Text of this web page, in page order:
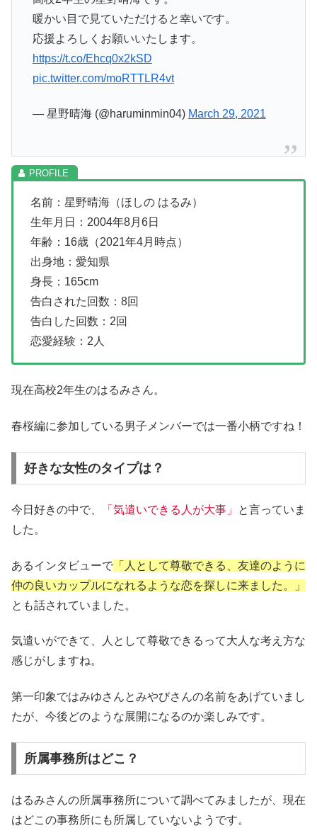
暖かい目で見ていただけると幸いです。
応援よろしくお願いいたします。
https://t.co/Ehcq0x2kSD
pic.twitter.com/moRTTLR4vt
— 星野晴海 (@haruminmin04) March 29, 2021
名前：星野晴海（ほしの はるみ）
生年月日：2004年8月6日
年齢：16歳（2021年4月時点）
出身地：愛知県
身長：165cm
告白された回数：8回
告白した回数：2回
恋愛経験：2人
現在高校2年生のはるみさん。
春桜編に参加している男子メンバーでは一番小柄ですね！
好きな女性のタイプは？
今日好きの中で、 「気遣いできる人が大事」
と言っていま
した。
あるインタビューで 「人として尊敬できる、友達のように
仲の良いカップルになれるような恋を探しに来ました。」
とも話されていました。
気遣いができて、人として尊敬できるって大人な考え方な
感じがしますね。
第一印象ではみゆさんとみやびさんの名前をあげていまし
たが、今後どのような展開になるのか楽しみです。
所属事務所はどこ？
はるみさんの所属事務所について調べてみましたが、現在
はどこの事務所にも所属していないようです。